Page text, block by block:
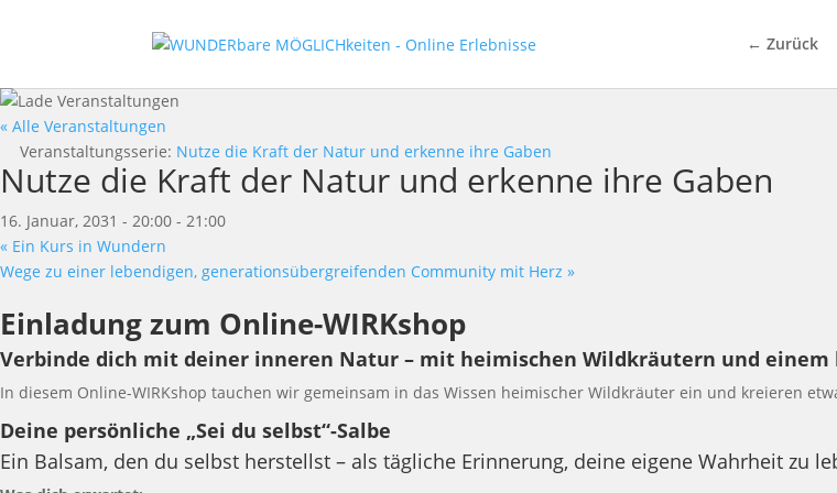
← Zurück
« Alle Veranstaltungen
Veranstaltungsserie: Nutze die Kraft der Natur und erkenne ihre Gaben
Nutze die Kraft der Natur und erkenne ihre Gaben
16. Januar, 2031 - 20:00 - 21:00
« Ein Kurs in Wundern
Wege zu einer lebendigen, generationsübergreifenden Community mit Herz »
Einladung zum Online-WIRKshop
Verbinde dich mit deiner inneren Natur – mit heimischen Wildkräutern und
In diesem Online-WIRKshop tauchen wir gemeinsam in das Wissen heimischer Wildkräuter ein und kreieren
Deine persönliche „Sei du selbst“-Salbe
Ein Balsam, den du selbst herstellst – als tägliche Erinnerung, deine eigene Wahrheit zu